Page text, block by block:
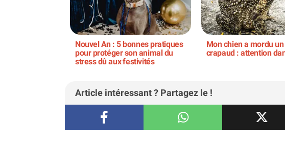
Nouvel An : 5 bonnes pratiques
pour protéger son animal du
stress dû aux festivités
Mon chien a mordu un
crapaud : attention
Article intéressant ? Partagez le !